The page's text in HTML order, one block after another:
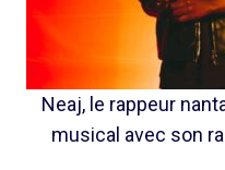
Neaj, le rappeur
musical avec son